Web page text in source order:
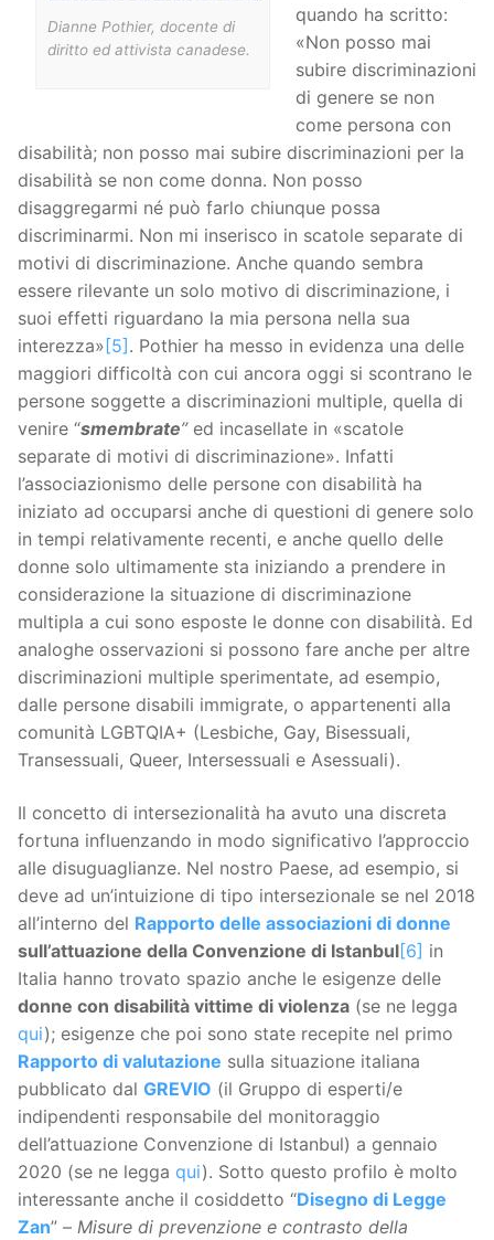
Dianne Pothier, docente di
diritto ed attivista canadese.
quando ha scritto:
«Non posso mai
subire discriminazioni
di genere se non
come persona con
disabilità; non posso mai subire discriminazioni per la
disabilità se non come donna. Non posso
disaggregarmi né può farlo chiunque possa
discriminarmi. Non mi inserisco in scatole separate di
motivi di discriminazione. Anche quando sembra
essere rilevante un solo motivo di discriminazione, i
suoi effetti riguardano la mia persona nella sua
interezza» [5] . Pothier ha messo in evidenza una delle
maggiori difficoltà con cui ancora oggi si scontrano le
persone soggette a discriminazioni multiple, quella di
venire “smembrate”ed incasellate in «scatole
separate di motivi di discriminazione». Infatti
l’associazionismo delle persone con disabilità ha
iniziato ad occuparsi anche di questioni di genere solo
in tempi relativamente recenti, e anche quello delle
donne solo ultimamente sta iniziando a prendere in
considerazione la situazione di discriminazione
multipla a cui sono esposte le donne con disabilità. Ed
analoghe osservazioni si possono fare anche per altre
discriminazioni multiple sperimentate, ad esempio,
dalle persone disabili immigrate, o appartenenti alla
comunità LGBTQIA+ (Lesbiche, Gay, Bisessuali,
Transessuali, Queer, Intersessuali e Asessuali).
Il concetto di intersezionalità ha avuto una discreta
fortuna influenzando in modo significativo l’approccio
alle disuguaglianze. Nel nostro Paese, ad esempio, si
deve ad un’intuizione di tipo intersezionale se nel 2018
all’interno del Rapporto delle associazioni di donne
sull’attuazione della Convenzione di Istanbul[6] in
Italia hanno trovato spazio anche le esigenze delle
donne con disabilità vittime di violenza (se ne legga
qui); esigenze che poi sono state recepite nel primo
Rapporto di valutazione sulla situazione italiana
pubblicato dal GREVIO (il Gruppo di esperti/e
indipendenti responsabile del monitoraggio
dell’attuazione Convenzione di Istanbul) a gennaio
2020 (se ne legga qui). Sotto questo profilo è molto
interessante anche il cosiddetto “Disegno di Legge
Zan” – Misure di prevenzione e contrasto della